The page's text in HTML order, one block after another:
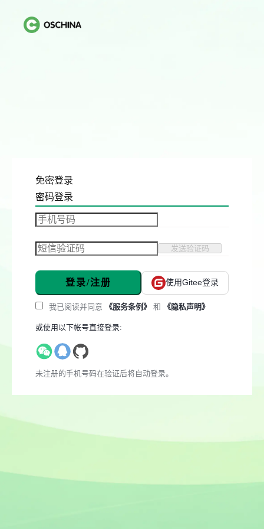
免密登录
密码登录
发送验证码
登录/注册 使用Gitee登录
我已阅读并同意 《服务条例》 和 《隐私声明》
或使用以下帐号直接登录:
未注册的手机号码在验证后将自动登录。